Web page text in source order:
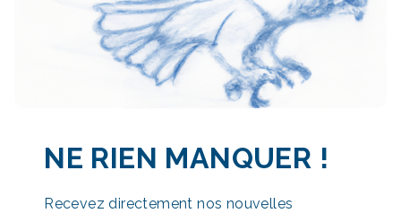
NE RIEN MANQUER !
Recevez directement nos nouvelles